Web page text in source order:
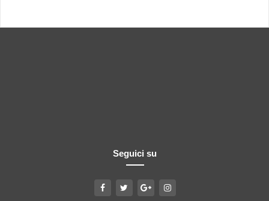
Seguici su